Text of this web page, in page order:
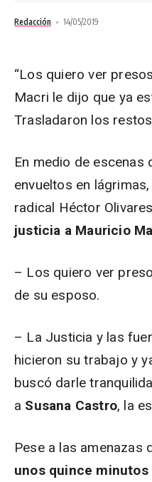
Redacción 14/05/2019
“Los quiero ver
Macri le dijo que ya
Trasladaron los
En medio de
envueltos en
radical Héctor Olivares
justicia a Mauricio
– Los quiero ver
de su esposo.
– La Justicia y las
hicieron su trabajo y
buscó darle
a Susana Castro, la
Pese a las amenazas
unos quince minutos